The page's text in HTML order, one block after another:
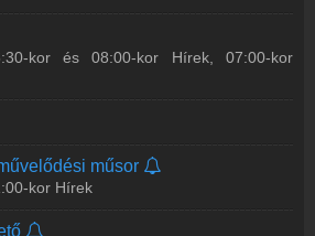
kor és 08:00-kor Hírek, 07:00-kor
műsor
kor Hírek